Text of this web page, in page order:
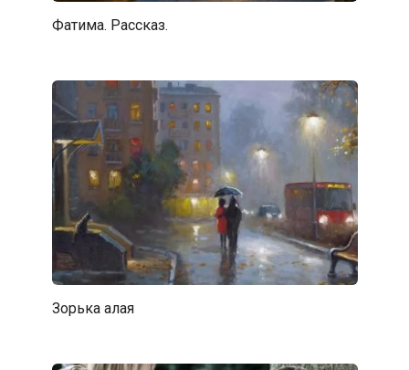
Фатима. Рассказ.
Зорька алая